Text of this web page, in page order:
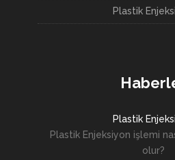
Plastik
Plastik
Plastik Enjeksiyon işlemi
olur?